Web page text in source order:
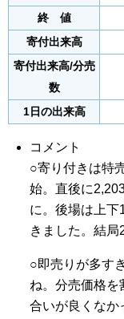
終 値
寄付出来高
寄付出来高/分売
数
1日の出来高
コメント
○寄り付きは特
始。直後に
に。後場は上下
きました。結局
○即売りが多す
ね。分売価格を
合いが良くなか